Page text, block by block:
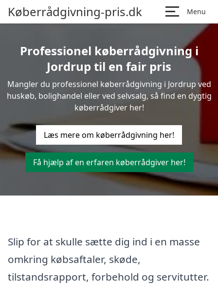
Køberrådgivning-pris.dk Menu
Professionel køberrådgivning i
Jordrup til en fair pris
Mangler du professionel køberrådgivning i Jordrup ved
huskøb, bolighandel eller ved selvsalg, så find en dygtig
køberrådgiver her!
Læs mere om køberrådgivning her!
Få hjælp af en erfaren køberrådgiver her!
Slip for at skulle sætte dig ind i en masse
omkring købsaftaler, skøde,
tilstandsrapport, forbehold og servitutter.